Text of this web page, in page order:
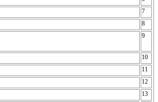
7
8
9
10
11
12
13